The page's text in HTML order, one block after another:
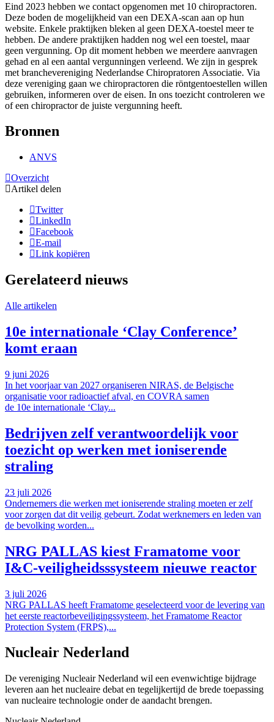
Eind 2023 hebben we contact opgenomen met 10 chiropractoren.
Deze boden de mogelijkheid van een DEXA-scan aan op hun
website. Enkele praktijken bleken al geen DEXA-toestel meer te
hebben. De andere praktijken hadden nog wel een toestel, maar
geen vergunning. Op dit moment hebben we meerdere aanvragen
gehad en al een aantal vergunningen verleend. We zijn in gesprek
met branchevereniging Nederlandse Chiropratoren Associatie. Via
deze vereniging gaan we chiropractoren die röntgentoestellen willen
gebruiken, informeren over de eisen. In ons toezicht controleren we
of een chiropractor de juiste vergunning heeft.
Bronnen
ANVS
Overzicht
Artikel delen
Twitter
LinkedIn
Facebook
E-mail
Link kopiëren
Gerelateerd nieuws
Alle artikelen
10e internationale ‘Clay Conference’
komt eraan
9 juni 2026
In het voorjaar van 2027 organiseren NIRAS, de Belgische
organisatie voor radioactief afval, en COVRA samen
de 10e internationale ‘Clay...
Bedrijven zelf verantwoordelijk voor
toezicht op werken met ioniserende
straling
23 juli 2026
Ondernemers die werken met ioniserende straling moeten er zelf
voor zorgen dat dit veilig gebeurt. Zodat werknemers en leden van
de bevolking worden...
NRG PALLAS kiest Framatome voor
I&C-veiligheidsssysteem nieuwe reactor
3 juli 2026
NRG PALLAS heeft Framatome geselecteerd voor de levering van
het eerste reactorbeveiligingssysteem, het Framatome Reactor
Protection System (FRPS),...
Nucleair Nederland
De vereniging Nucleair Nederland wil een evenwichtige bijdrage
leveren aan het nucleaire debat en tegelijkertijd de brede toepassing
van nucleaire technologie onder de aandacht brengen.